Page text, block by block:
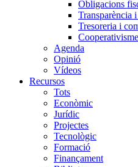
Obligacions
Transparència
Tresoreria i
Cooperativisme
Agenda
Opinió
Vídeos
Recursos
Tots
Econòmic
Jurídic
Projectes
Tecnològic
Formació
Finançament